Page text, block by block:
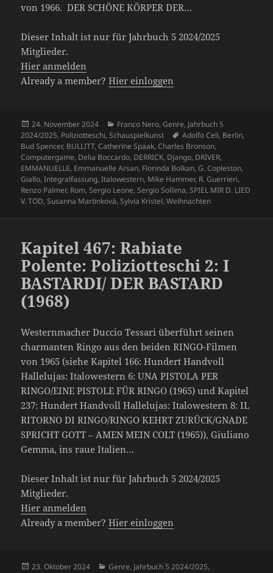
von 1966. DER SCHÖNE KÖRPER DER…
Dieser Inhalt ist nur für Jahrbuch 5 2024/2025
Mitglieder.
Hier anmelden
Already a member?Hier einloggen
Veröffentlicht
am
24. November 2024 Kategorien
Franco Nero,Genre, Jahrbuch 5
2024/2025, Poliziotteschi,Schauspielkunst Schlagwörter
Adolfo Celi, Berlin,
Bud Spencer, BULLITT,Catherine Spaak,Charles Bronson,
Computergame, Delia Boccardo, DERRICK, Django, DRIVER,
EMMANUELLE, Emmanuelle Arsan, Florinda Bolkan,G. Copleston,
Giallo,Integralfassung,Italowestern, Mike Hammer, R. Guerrieri,
Renzo Palmer, Rom,Sergio Leone,Sergio Sollima,SPIEL MIR D. LIED
V. TOD,Susanna Martinkovà,Sylvia Kristel,Weihnachten
Kapitel 467: Rabiate
Polente: Poliziotteschi 2: I
BASTARDI/ DER BASTARD
(1968)
Westernmacher Duccio Tessari überführt seinen
charmanten Ringo aus den beiden RINGO-Filmen
von 1965 (siehe Kapitel 166: Hundert Handvoll
Hallelujas: Italowestern 6: UNA PISTOLA PER
RINGO/EINE PISTOLE FÜR RINGO (1965) und Kapitel
237: Hundert Handvoll Hallelujas: Italowestern 8: IL
RITORNO DI RINGO/RINGO KEHRT ZURÜCK/GNADE
SPRICHT GOTT – AMEN MEIN COLT (1965)), Giuliano
Gemma, ins raue Italien…
Dieser Inhalt ist nur für Jahrbuch 5 2024/2025
Mitglieder.
Hier anmelden
Already a member?Hier einloggen
Veröffentlicht
23. Oktober 2024 Kategorien
Genre, Jahrbuch 5 2024/2025,